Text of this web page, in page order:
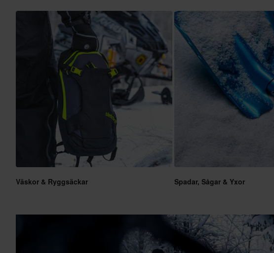
Väskor & Ryggsäckar Spadar, Sågar & Yxor